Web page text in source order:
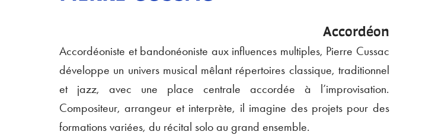
Accordéon
Accordéoniste et bandonéoniste aux influences multiples, Pierre Cussac
développe un univers musical mêlant répertoires classique, traditionnel
et jazz, avec une place centrale accordée à l’improvisation.
Compositeur, arrangeur et interprète, il imagine des projets pour des
formations variées, du récital solo au grand ensemble.